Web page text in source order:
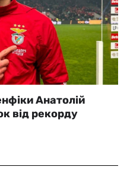
Анатолій
від рекорду